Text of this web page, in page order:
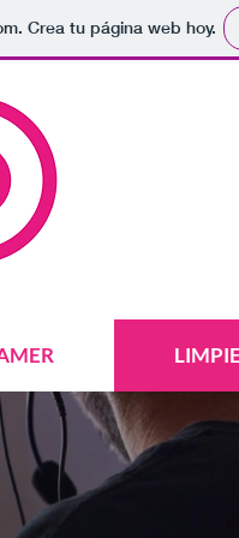
. Crea tu página web hoy.